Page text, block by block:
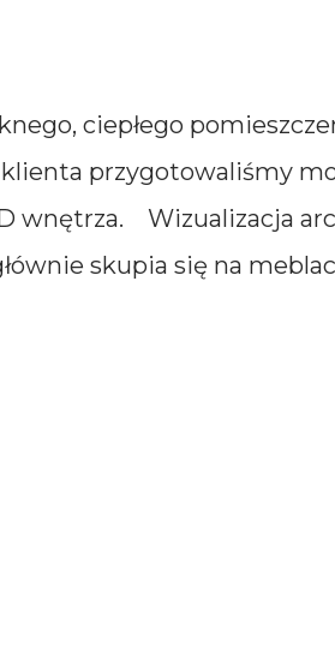
ciepłego
przygotowaliśmy
wnętrza. Wizualizacja
skupia się na